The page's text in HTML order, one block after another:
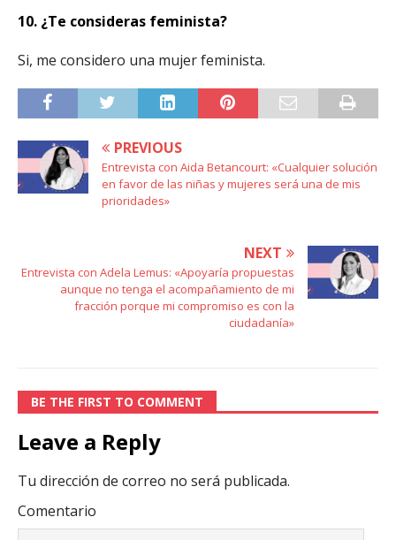
10. ¿Te consideras feminista?
Si, me considero una mujer feminista.
PREVIOUS
Entrevista con Aida Betancourt: «Cualquier solución
en favor de las niñas y mujeres será una de mis
prioridades»
NEXT
Entrevista con Adela Lemus: «Apoyaría propuestas
aunque no tenga el acompañamiento de mi
fracción porque mi compromiso es con la
ciudadanía»
BE THE FIRST TO COMMENT
Leave a Reply
Tu dirección de correo no será publicada.
Comentario